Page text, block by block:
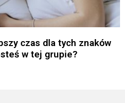
czas dla tych znaków
w tej grupie?